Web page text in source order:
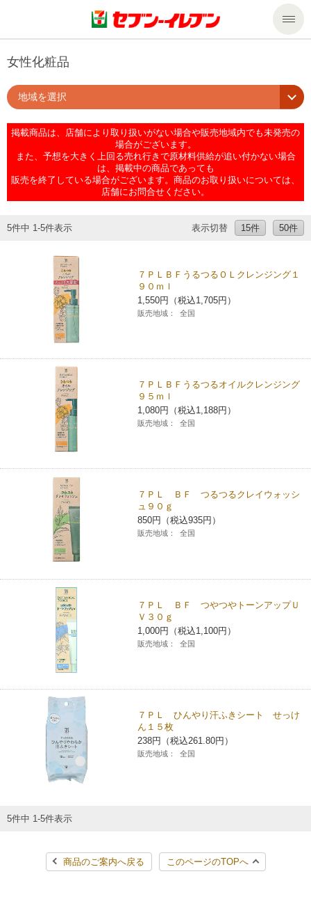
商品のご案内
商品のご案内トップ
今週の新商品
来週の新商品
セブンプレミアム
食の安全・安心への取組み
プリペイドカード・金券
ニンテンドー・ダウンロードカード
セール・キャンペーン
サービス
サービストップ
マルチコピー機でできること
マルチコピー機でできることトップ
プリペイドサービス
スポーツ振興くじ
行政サービス
便利なサービス
切手・はがき・印紙
セブン銀行ATM
ご利用可能なお支払い方法
各種料金のお支払い
スマホプリペイド
レジでApple Accountにチャージ
オンラインフォトサービス
コインランドリー（店舗限定）
自転車シェアリング（店舗限定）
モバイルバッテリーシェアリング（店舗限定）
チケットサービス
セブンチケット
チケットぴあ
イープラス
CNプレイガイド
セブン‐イレブンでお受取り
タワーレコード
セブンネットショッピング
停電時のサービス停止のお知らせ
企業情報
ニュースリリース
ごあいさつ
貸借対照表・損益計算書
国内店舗数
売上高、店舗数推移
データで見るセブン‐イレブン
セブン‐イレブンの「商品力」
セブン-イレブンの歴史
サステナビリティ
サステナビリティトップ
セブン＆アイ・ホールディングスの重点課題
サステナビリティ活動基本方針
サステナビリティ推進体制
GREEN CHALLENGE 2050
サステナビリティニュース
報告書ライブラリー
加盟店オーナー募集 物件募集・購入
アルバイト情報 採用情報
ネットショッピング
お問い合わせ
Language
English (Corporate)
English (Services)
中文[繁體字](服務)
한국어(서비스)
ภาษาไทย(บริการ)
女性化粧品
地域を選択
掲載商品は、店舗により取り扱いがない場合や販売地域内でも未発売の
場合がございます。
また、予想を大きく上回る売れ行きで原材料供給が追い付かない場合
は、掲載中の商品であっても
販売を終了している場合がございます。商品のお取り扱いについては、
店舗にお問合せください。
5件中 1-5件表示 表示切替 15件 50件
７ＰＬＢＦうるつるＯＬクレンジング１
９０ｍｌ
1,550円（税込1,705円）
販売地域： 全国
７ＰＬＢＦうるつるオイルクレンジング
９５ｍｌ
1,080円（税込1,188円）
販売地域： 全国
７ＰＬ ＢＦ つるつるクレイウォッシ
ュ９０ｇ
850円（税込935円）
販売地域： 全国
７ＰＬ ＢＦ つやつやトーンアップＵ
Ｖ３０ｇ
1,000円（税込1,100円）
販売地域： 全国
７ＰＬ ひんやり汗ふきシート せっけ
ん１５枚
238円（税込261.80円）
販売地域： 全国
5件中 1-5件表示
商品のご案内へ戻る このページのTOPへ